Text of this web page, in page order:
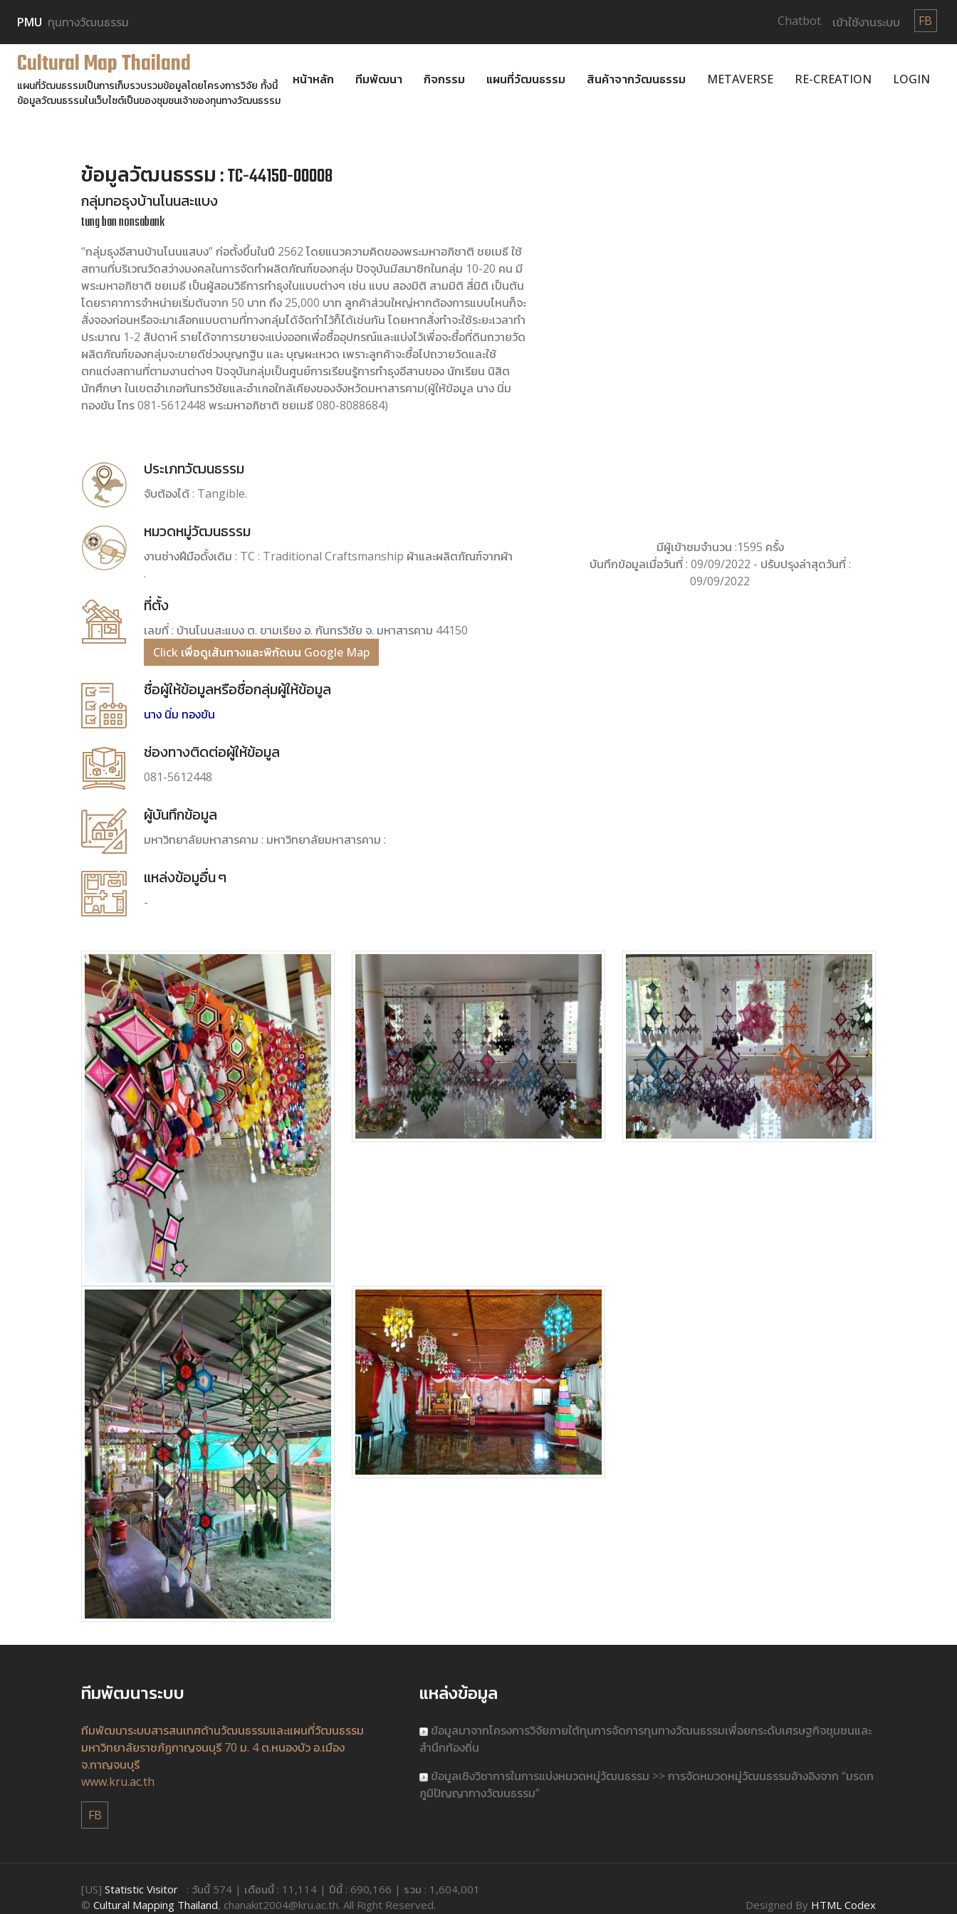
PMU ทุนทางวัฒนธรรม Chatbot เข้าใช้งานระบบ FB
Cultural Map Thailand
แผนที่วัฒนธรรมเป็นการเก็บรวบรวมข้อมูลโดยโครงการวิจัย ทั้งนี้
ข้อมูลวัฒนธรรมในเว็บไซต์เป็นของชุมชนเจ้าของทุนทางวัฒนธรรม
หน้าหลัก ทีมพัฒนา กิจกรรม แผนที่วัฒนธรรม สินค้าจากวัฒนธรรม METAVERSE RE-CREATION LOGIN
ข้อมูลวัฒนธรรม : TC-44150-00008
กลุ่มทอธุงบ้านโนนสะแบง
tung ban nonsabank
“กลุ่มธุงอีสานบ้านโนนแสบง” ก่อตั้งขึ้นในปี 2562 โดยแนวความคิดของพระมหาอภิชาติ ชยเมธี ใช้
สถานที่บริเวณวัดสว่างมงคลในการจัดทำผลิตภัณฑ์ของกลุ่ม ปัจจุบันมีสมาชิกในกลุ่ม 10-20 คน มี
พระมหาอภิชาติ ชยเมธี เป็นผู้สอนวิธีการทำธุงในแบบต่างๆ เช่น แบบ สองมิติ สามมิติ สี่มิติ เป็นต้น
โดยราคาการจำหน่ายเริ่มต้นจาก 50 บาท ถึง 25,000 บาท ลูกค้าส่วนใหญ่หากต้องการแบบไหนก็จะ
สั่งจองก่อนหรือจะมาเลือกแบบตามที่ทางกลุ่มได้จัดทำไว้ก็ได้เช่นกัน โดยหากสั่งทำจะใช้ระยะเวลาทำ
ประมาณ 1-2 สัปดาห์ รายได้จาการขายจะแบ่งออกเพื่อซื้ออุปกรณ์และแบ่งไว้เพื่อจะซื้อที่ดินถวายวัด
ผลิตภัณฑ์ของกลุ่มจะขายดีช่วงบุญกฐิน และ บุญผะเหวด เพราะลูกค้าจะซื้อไปถวายวัดและใช้
ตกแต่งสถานที่ตามงานต่างๆ ปัจจุบันกลุ่มเป็นศูนย์การเรียนรู้การทำธุงอีสานของ นักเรียน นิสิต
นักศึกษา ในเขตอำเภอกันทรวิชัยและอำเภอใกล้เคียงของจังหวัดมหาสารคาม(ผู้ให้ข้อมูล นาง นิ่ม
ทองขัน โทร 081-5612448 พระมหาอภิชาติ ชยเมธี 080-8088684)
ประเภทวัฒนธรรม
จับต้องได้ : Tangible.
หมวดหมู่วัฒนธรรม
งานช่างฝีมือดั้งเดิม : TC : Traditional Craftsmanship ผ้าและผลิตภัณฑ์จากผ้า
.
ที่ตั้ง
เลขที่ : บ้านโนนสะแบง ต. ขามเรียง อ. กันทรวิชัย จ. มหาสารคาม 44150
Click เพื่อดูเส้นทางและพิกัดบน Google Map
ชื่อผู้ให้ข้อมูลหรือชื่อกลุ่มผู้ให้ข้อมูล
นาง นิ่ม ทองขัน
ช่องทางติดต่อผู้ให้ข้อมูล
081-5612448
ผู้บันทึกข้อมูล
มหาวิทยาลัยมหาสารคาม : มหาวิทยาลัยมหาสารคาม :
แหล่งข้อมูอื่น ๆ
-
มีผู้เข้าชมจำนวน :1595 ครั้ง
บันทึกข้อมูลเมื่อวันที่ : 09/09/2022 - ปรับปรุงล่าสุดวันที่ :
09/09/2022
ทีมพัฒนาระบบ
ทีมพัฒนาระบบสารสนเทศด้านวัฒนธรรมและแผนที่วัฒนธรรม
มหาวิทยาลัยราชภัฏกาญจนบุรี 70 ม. 4 ต.หนองบัว อ.เมือง
จ.กาญจนบุรี
www.kru.ac.th
FB
แหล่งข้อมูล
ข้อมูลมาจากโครงการวิจัยภายใต้ทุนการจัดการทุนทางวัฒนธรรมเพื่อยกระดับเศรษฐกิจชุมชนและ
สำนึกท้องถิ่น
ข้อมูลเชิงวิชาการในการแบ่งหมวดหมู่วัฒนธรรม >> การจัดหมวดหมู่วัฒนธรรมอ้างอิงจาก “มรดก
ภูมิปัญญาทางวัฒนธรรม”
[US] Statistic Visitor : วันนี้ 574 | เดือนนี้ : 11,114 | ปีนี้ : 690,166 | รวม : 1,604,001
© Cultural Mapping Thailand, chanakit2004@kru.ac.th. All Right Reserved. Designed By HTML Codex